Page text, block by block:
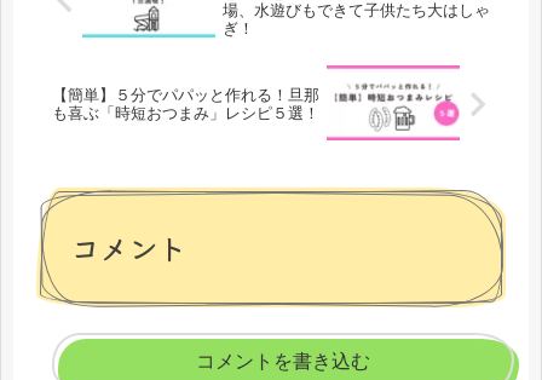
場、水遊びもできて子供たち大はしゃ
ぎ！
【簡単】５分でパパッと作れる！旦那
も喜ぶ「時短おつまみ」レシピ５選！
コメント
コメントを書き込む